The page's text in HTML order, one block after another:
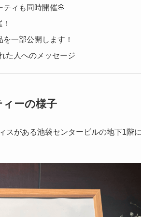
ティも同時開催🌸
一部公開します！
た人へのメッセージ
ーの様子
スがある池袋センタービルの地下1階